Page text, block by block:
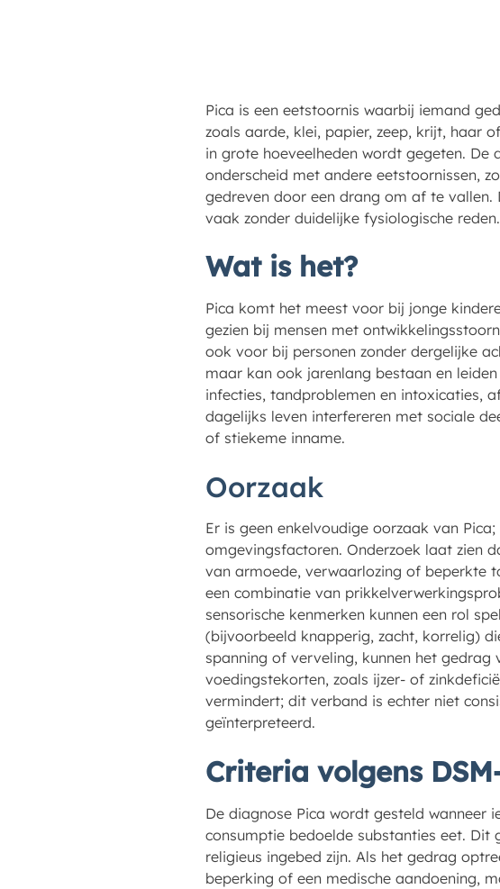
Pica is een eetstoornis waarbij iemand
zoals aarde, klei, papier, zeep, krijt, haar
in grote hoeveelheden wordt gegeten.
onderscheid met andere eetstoornissen,
gedreven door een drang om af te
vaak zonder duidelijke fysiologische
Wat is het?
Pica komt het meest voor bij jonge
gezien bij mensen met
ook voor bij personen zonder dergelijke
maar kan ook jarenlang bestaan en
infecties, tandproblemen en intoxicaties,
dagelijks leven interfereren met sociale
of stiekeme inname.
Oorzaak
Er is geen enkelvoudige oorzaak van
omgevingsfactoren. Onderzoek laat zien
van armoede, verwaarlozing of beperkte
een combinatie van
sensorische kenmerken kunnen een rol
(bijvoorbeeld knapperig, zacht, korrelig)
spanning of verveling, kunnen het
voedingstekorten, zoals ijzer- of
vermindert; dit verband is echter niet
geïnterpreteerd.
Criteria volgens
De diagnose Pica wordt gesteld wanneer
consumptie bedoelde substanties eet.
religieus ingebed zijn. Als het gedrag
beperking of een medische aandoening,